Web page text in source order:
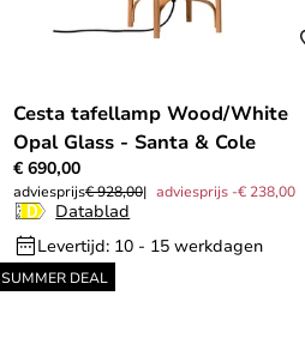
Cesta tafellamp Wood/White
Opal Glass - Santa & Cole
€ 690,00
adviesprijs€ 928,00 adviesprijs -€ 238,00
Datablad
Levertijd: 10 - 15 werkdagen
SUMMER DEAL